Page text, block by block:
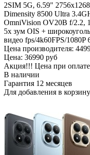
2SIM 5G, 6.59" 2756x1268
Dimensity 8500 Ultra
OmniVision OV20B f/2.2,
5x зум OIS +
видео fps/4k60FPS/1080P
Цена производителя:
Цена: 36990 руб
Акция!!! Цена при
В наличии
Гарантия 12 месяцев
Для добавления в